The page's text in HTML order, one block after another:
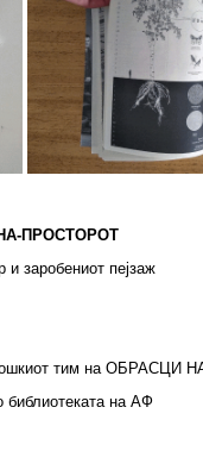
ПРОСТОРOТ
заробениот пејзаж
тим на ОБРАСЦИ
библиотеката на АФ